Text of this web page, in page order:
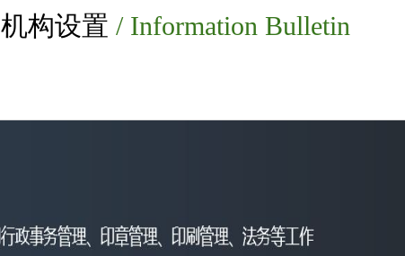
机构设置 / Information Bulletin